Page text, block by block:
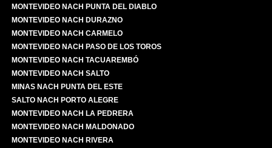
MONTEVIDEO NACH PUNTA DEL DIABLO
MONTEVIDEO NACH DURAZNO
MONTEVIDEO NACH CARMELO
MONTEVIDEO NACH PASO DE LOS TOROS
MONTEVIDEO NACH TACUAREMBÓ
MONTEVIDEO NACH SALTO
MINAS NACH PUNTA DEL ESTE
SALTO NACH PORTO ALEGRE
MONTEVIDEO NACH LA PEDRERA
MONTEVIDEO NACH MALDONADO
MONTEVIDEO NACH RIVERA